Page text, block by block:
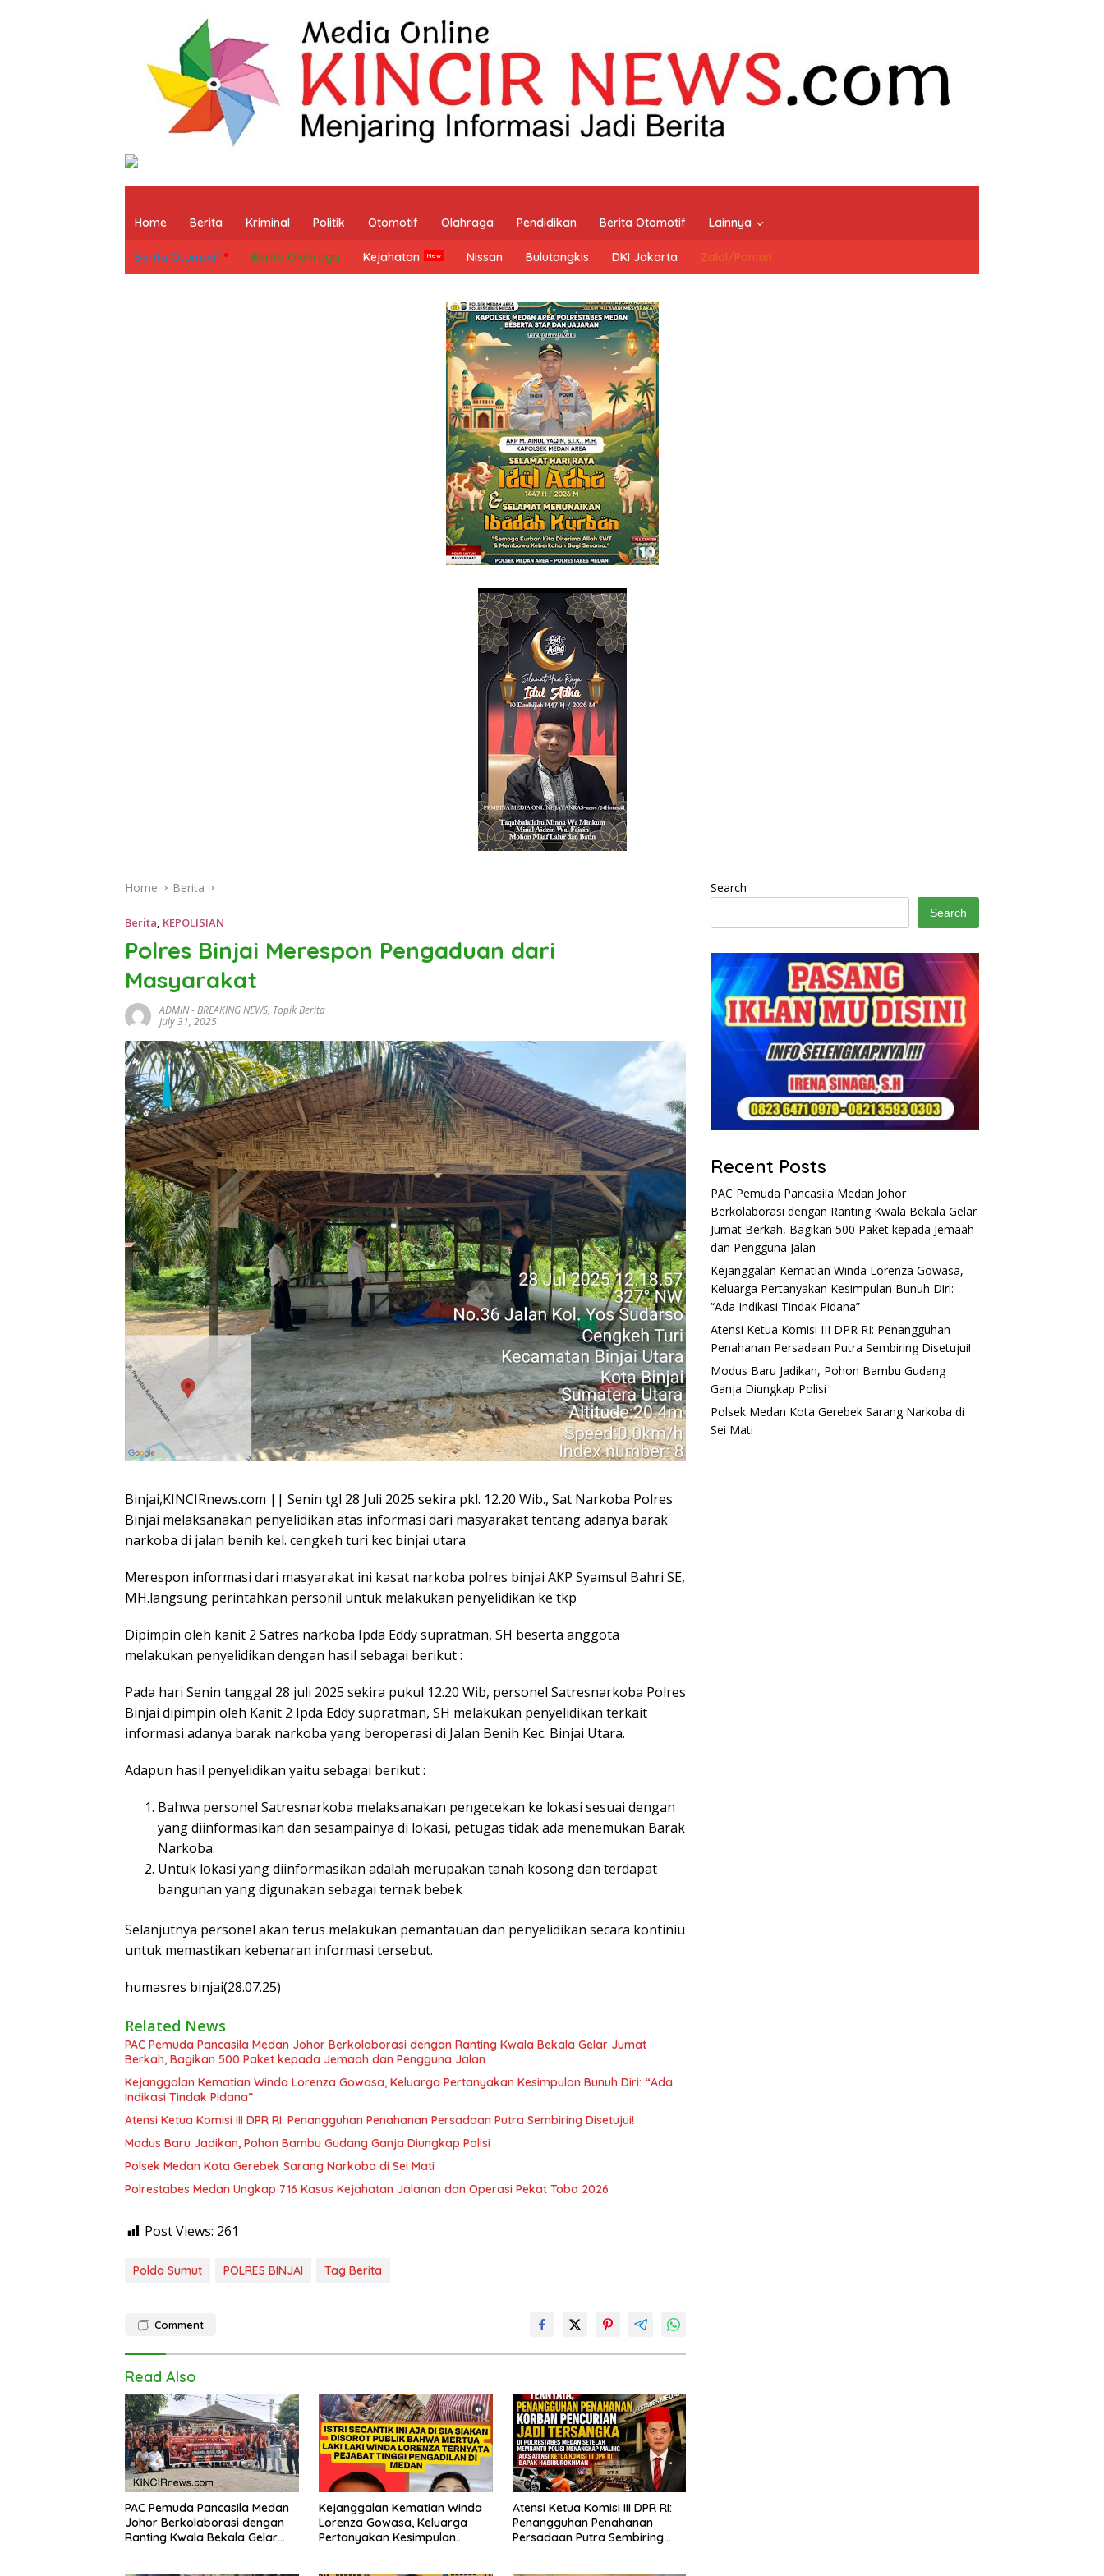
Home Berita Kriminal Politik Otomotif Olahraga Pendidikan Berita Otomotif Lainnya
Berita Otomotif Berita Olahraga Kejahatan Nissan Bulutangkis DKI Jakarta Zalal/Pantun
Home Berita
Berita KEPOLISIAN
Polres Binjai Merespon Pengaduan dari
Masyarakat
ADMIN-BREAKING NEWS, Topik Berita
July 31, 2025
Binjai,KINCIRnews.com || Senin tgl 28 Juli 2025 sekira pkl. 12.20 Wib., Sat Narkoba Polres
Binjai melaksanakan penyelidikan atas informasi dari masyarakat tentang adanya barak
narkoba di jalan benih kel. cengkeh turi kec binjai utara
Merespon informasi dari masyarakat ini kasat narkoba polres binjai AKP Syamsul Bahri SE,
MH.langsung perintahkan personil untuk melakukan penyelidikan ke tkp
Dipimpin oleh kanit 2 Satres narkoba Ipda Eddy supratman, SH beserta anggota
melakukan penyelidikan dengan hasil sebagai berikut :
Pada hari Senin tanggal 28 juli 2025 sekira pukul 12.20 Wib, personel Satresnarkoba Polres
Binjai dipimpin oleh Kanit 2 Ipda Eddy supratman, SH melakukan penyelidikan terkait
informasi adanya barak narkoba yang beroperasi di Jalan Benih Kec. Binjai Utara.
Adapun hasil penyelidikan yaitu sebagai berikut :
Bahwa personel Satresnarkoba melaksanakan pengecekan ke lokasi sesuai dengan
yang diinformasikan dan sesampainya di lokasi, petugas tidak ada menemukan Barak
Narkoba.
Untuk lokasi yang diinformasikan adalah merupakan tanah kosong dan terdapat
bangunan yang digunakan sebagai ternak bebek
Selanjutnya personel akan terus melakukan pemantauan dan penyelidikan secara kontiniu
untuk memastikan kebenaran informasi tersebut.
humasres binjai(28.07.25)
Related News
PAC Pemuda Pancasila Medan Johor Berkolaborasi dengan Ranting Kwala Bekala Gelar Jumat
Berkah, Bagikan 500 Paket kepada Jemaah dan Pengguna Jalan
Kejanggalan Kematian Winda Lorenza Gowasa, Keluarga Pertanyakan Kesimpulan Bunuh Diri: “Ada
Indikasi Tindak Pidana”
Atensi Ketua Komisi III DPR RI: Penangguhan Penahanan Persadaan Putra Sembiring Disetujui!
Modus Baru Jadikan, Pohon Bambu Gudang Ganja Diungkap Polisi
Polsek Medan Kota Gerebek Sarang Narkoba di Sei Mati
Polrestabes Medan Ungkap 716 Kasus Kejahatan Jalanan dan Operasi Pekat Toba 2026
Post Views: 261
Polda Sumut POLRES BINJAI Tag Berita
Comment
Read Also
PAC Pemuda Pancasila Medan
Johor Berkolaborasi dengan
Ranting Kwala Bekala Gelar
Kejanggalan Kematian Winda
Lorenza Gowasa, Keluarga
Pertanyakan Kesimpulan
Atensi Ketua Komisi III DPR RI:
Penangguhan Penahanan
Persadaan Putra Sembiring
Search
Search
Recent Posts
PAC Pemuda Pancasila Medan Johor
Berkolaborasi dengan Ranting Kwala Bekala Gelar
Jumat Berkah, Bagikan 500 Paket kepada Jemaah
dan Pengguna Jalan
Kejanggalan Kematian Winda Lorenza Gowasa,
Keluarga Pertanyakan Kesimpulan Bunuh Diri:
“Ada Indikasi Tindak Pidana”
Atensi Ketua Komisi III DPR RI: Penangguhan
Penahanan Persadaan Putra Sembiring Disetujui!
Modus Baru Jadikan, Pohon Bambu Gudang
Ganja Diungkap Polisi
Polsek Medan Kota Gerebek Sarang Narkoba di
Sei Mati